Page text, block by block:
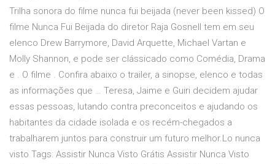
Trilha sonora do filme nunca fui beijada (never been kissed) O
filme Nunca Fui Beijada do diretor Raja Gosnell tem em seu
elenco Drew Barrymore, David Arquette, Michael Vartan e
Molly Shannon, e pode ser clássicado como Comédia, Drama
e . O filme . Confira abaixo o trailer, a sinopse, elenco e todas
as informações que … Teresa, Jaime e Guiri decidem ajudar
essas pessoas, lutando contra preconceitos e ajudando os
habitantes da cidade isolada e os recém-chegados a
trabalharem juntos para construir um futuro melhor.Lo nunca
visto Tags: Assistir Nunca Visto Grátis Assistir Nunca Visto